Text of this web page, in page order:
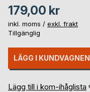
179,00 kr
inkl. moms / exkl. frakt
Tillgänglig
LÄGG I KUNDVAGNEN
Lägg till i kom-ihåglista